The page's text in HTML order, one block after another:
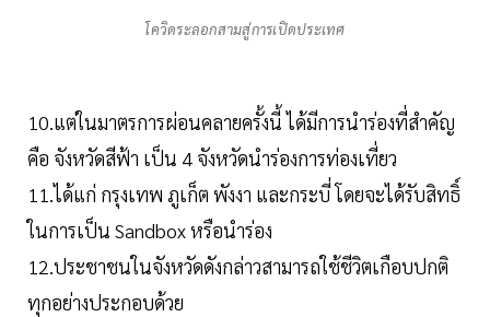
โควิดระลอกสามสู่การเปิดประเทศ
10.แต่ในมาตรการผ่อนคลายครั้งนี้ ได้มีการนำร่องที่สำคัญ
คือ จังหวัดสีฟ้า เป็น 4 จังหวัดนำร่องการท่องเที่ยว
11.ได้แก่ กรุงเทพ ภูเก็ต พังงา และกระบี่ โดยจะได้รับสิทธิ์
ในการเป็น Sandbox หรือนำร่อง
12.ประชาชนในจังหวัดดังกล่าวสามารถใช้ชีวิตเกือบปกติ
ทุกอย่างประกอบด้วย